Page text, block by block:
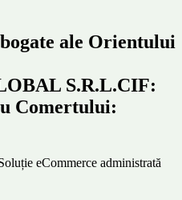
ale Orientului
S.R.L.CIF:
Comertului:
eCommerce administrată